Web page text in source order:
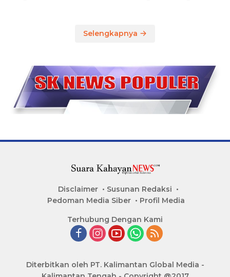
Selengkapnya
Disclaimer
Susunan Redaksi
Pedoman Media Siber
Profil Media
Terhubung Dengan Kami
Diterbitkan oleh PT. Kalimantan Global Media -